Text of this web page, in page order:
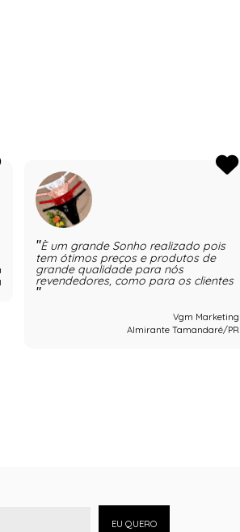
È um grande Sonho realizado pois
tem ótimos preços e produtos de
grande qualidade para nós
revendedores, como para os clientes
Vgm Marketing
Almirante Tamandaré/PR
EU QUERO